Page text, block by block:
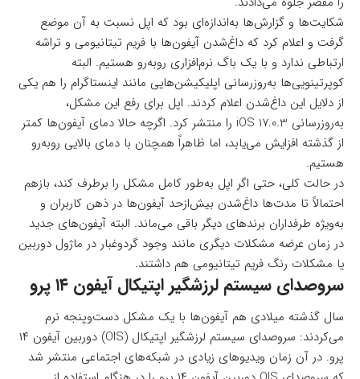
شکایت‌ها و گزارش‌ها به‌اندازه‌ای بود که اپل نسبت به آن موضع
گرفت و اعلام کرد که داغ‌شدن آیفون‌ها با فریم تیتانیومی و تراشه
ارتباطی ندارد و با یک باگ نرم‌افزاری روبه‌رو هستیم. البته
کوپرتینویی‌ها به‌روزرسانی اپلیکیشن‌هایی مانند اینستاگرام را هم یکی
از دلایل این داغ‌شدن اعلام کردند. اپل برای رفع این مشکل،
به‌روزرسانی iOS 17.0.3 را منتشر کرد. اگرچه حالا دمای آیفون‌ها کمتر
از گذشته افزایش می‌یابد، اما ظاهراً همچنان با دمای بالایی روبه‌رو
هستیم.
در حالت کلی، حتی اگر اپل به‌طور کامل مشکل را برطرف کند، بازهم
احتمالاً تا مدت‌ها داغ‌شدن بیش‌ازحد آیفون‌ها در ذهن کاربران و
به‌ویژه طرفداران برندهای دیگر باقی می‌ماند. البته آیفون‌های جدید
در زمان عرضه مشکلات دیگری مانند وجود گرد‌وغبار در ماژول دوربین
یا مشکلات رنگ فریم تیتانیومی هم داشتند.
سروصدای سیستم لرزشگیر اپتیکال آیفون ۱۴ پرو
سال گذشته میلادی هم آیفون‌ها با یک مشکل دست‌وپنجه نرم
می‌کردند: سروصدای سیستم لرزشگیر اپتیکال (OIS) دوربین آیفون ۱۴
پرو. در آن زمان ویدیوهای زیادی در شبکه‌های اجتماعی منتشر شد